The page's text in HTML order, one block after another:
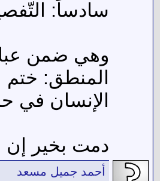
سادساً: التّفصيل
وهي ضمن
المنطق: ختم
الإنسان في
دمت بخير إن
أحمد جميل مسعد